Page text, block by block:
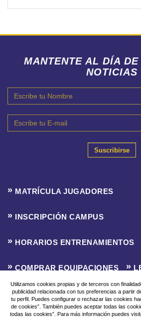
MANTENTE AL DÍA DE
NOTICIAS
Suscribirse
MATRÍCULA JUGADORES
INSCRIPCIÓN CAMPUS
HORARIOS ENTRENAMIENTOS
COMPRAR EQUIPACIONES
CLASIFICACIONES
Utilizamos cookies propias y de terceros con
publicidad relacionada con tus preferencias a partir
tu perfil. Puedes configurar o rechazar las cookies
de cookies”. También puedes aceptar todas las
todas las cookies”. Para más información puedes